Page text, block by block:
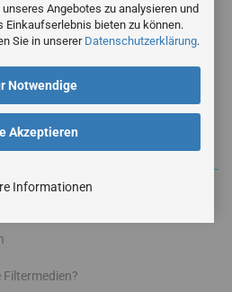
Angebotes zu analysieren und
Einkaufserlebnis bieten zu können.
Sie in unserer Datenschutzerklärung.
Akzeptieren
Notwendige
Informationen